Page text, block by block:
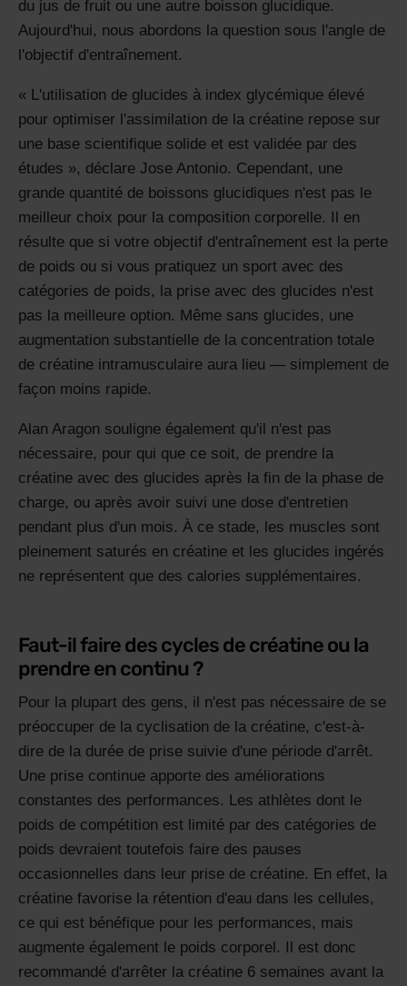
du jus de fruit ou une autre boisson glucidique.
Aujourd'hui, nous abordons la question sous l'angle de
l'objectif d'entraînement.
« L'utilisation de glucides à index glycémique élevé
pour optimiser l'assimilation de la créatine repose sur
une base scientifique solide et est validée par des
études », déclare Jose Antonio. Cependant, une
grande quantité de boissons glucidiques n'est pas le
meilleur choix pour la composition corporelle. Il en
résulte que si votre objectif d'entraînement est la perte
de poids ou si vous pratiquez un sport avec des
catégories de poids, la prise avec des glucides n'est
pas la meilleure option. Même sans glucides, une
augmentation substantielle de la concentration totale
de créatine intramusculaire aura lieu — simplement de
façon moins rapide.
Alan Aragon souligne également qu'il n'est pas
nécessaire, pour qui que ce soit, de prendre la
créatine avec des glucides après la fin de la phase de
charge, ou après avoir suivi une dose d'entretien
pendant plus d'un mois. À ce stade, les muscles sont
pleinement saturés en créatine et les glucides ingérés
ne représentent que des calories supplémentaires.
Faut-il faire des cycles de créatine ou la
prendre en continu ?
Pour la plupart des gens, il n'est pas nécessaire de se
préoccuper de la cyclisation de la créatine, c'est-à-
dire de la durée de prise suivie d'une période d'arrêt.
Une prise continue apporte des améliorations
constantes des performances. Les athlètes dont le
poids de compétition est limité par des catégories de
poids devraient toutefois faire des pauses
occasionnelles dans leur prise de créatine. En effet, la
créatine favorise la rétention d'eau dans les cellules,
ce qui est bénéfique pour les performances, mais
augmente également le poids corporel. Il est donc
recommandé d'arrêter la créatine 6 semaines avant la